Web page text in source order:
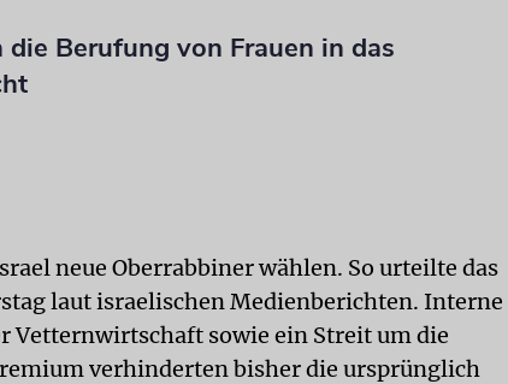
Berufung von Frauen in das
neue Oberrabbiner wählen. So urteilte das
laut israelischen Medienberichten. Interne
Vetternwirtschaft sowie ein Streit um die
verhinderten bisher die ursprünglich